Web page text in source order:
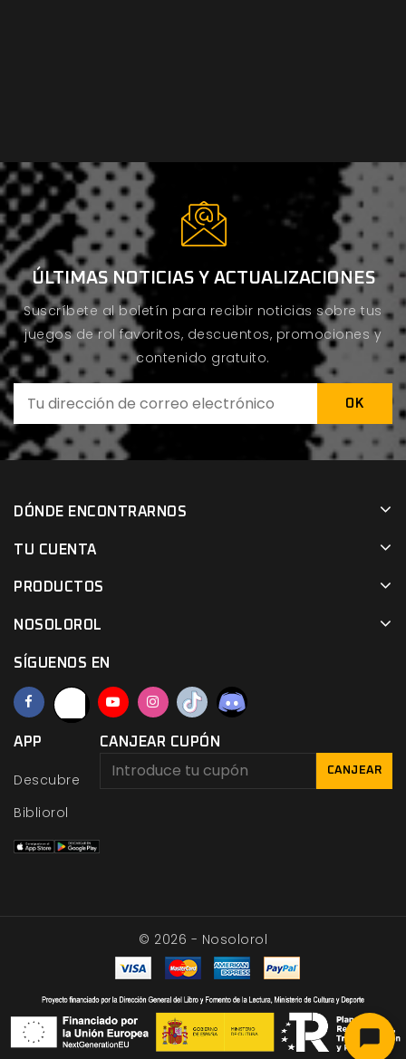
ÚLTIMAS NOTICIAS Y ACTUALIZACIONES
Suscríbete al boletín para recibir noticias sobre tus
juegos de rol favoritos, descuentos, promociones y
contenido gratuito.
DÓNDE ENCONTRARNOS
TU CUENTA
PRODUCTOS
NOSOLOROL
SÍGUENOS EN
APP
Descubre
Bibliorol
CANJEAR CUPÓN
CANJEAR
© 2026 - Nosolorol